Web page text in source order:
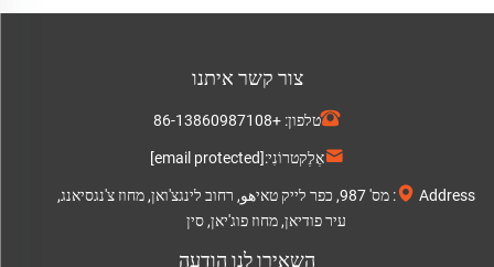
צור קשר איתנו
טלפון: +86-13860987108
אֶלֶקטרוֹנִי:[email protected]
Address: מס' 987, כפר לייק טאיهو, רחוב לינגצ'ואן, מחוז צ'נגסיאנג,
עיר פודיאן, מחוז פוג'יאן, סין
השאירו לנו הודעה